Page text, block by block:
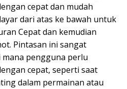
cepat dan mudah
dari atas ke bawah untuk
Cepat dan kemudian
Pintasan ini sangat
pengguna perlu
cepat, seperti saat
dalam permainan atau